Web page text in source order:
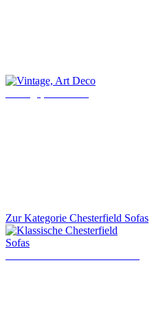
Zur Kategorie Chesterfield Sofas